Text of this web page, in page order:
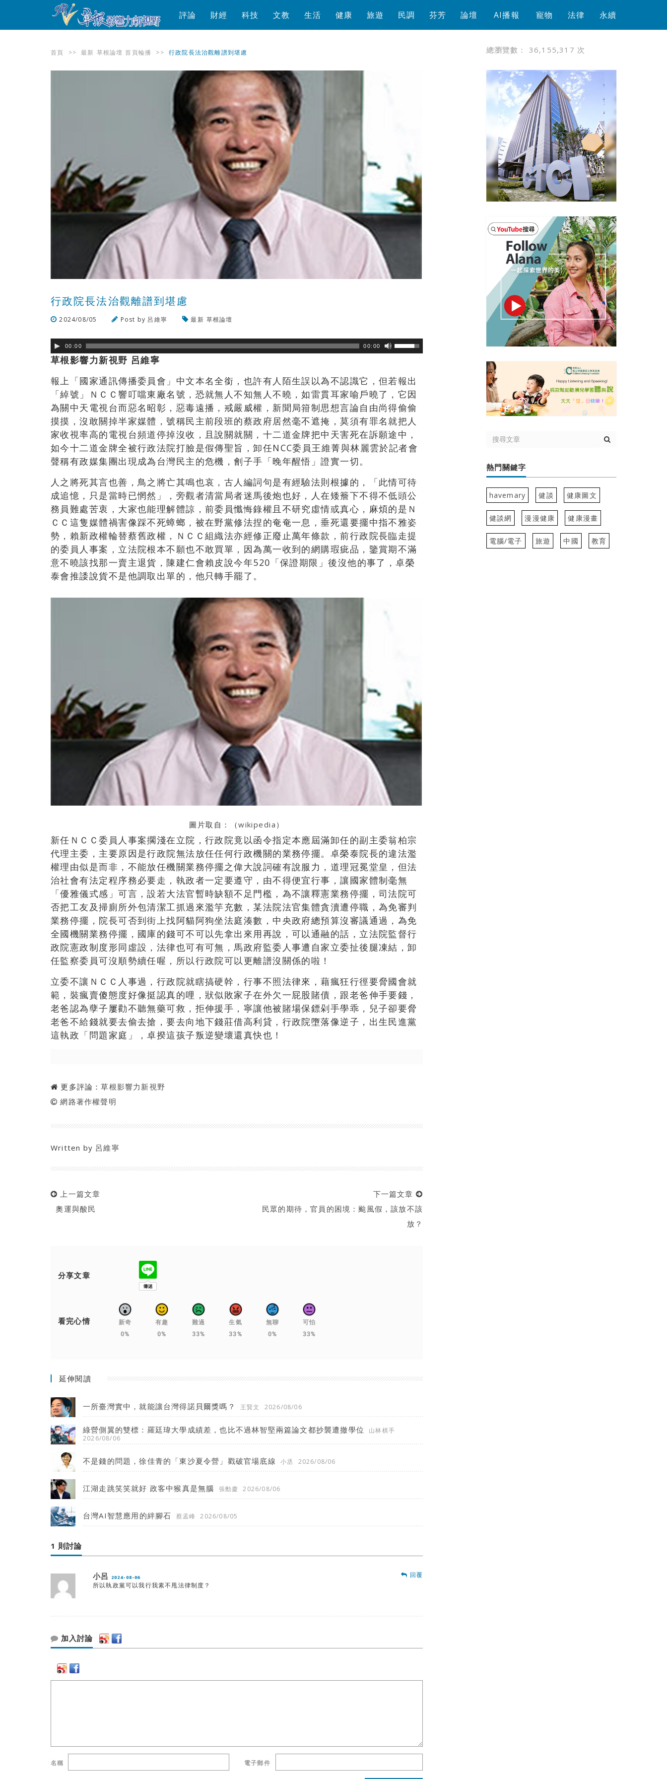
評論 財經 科技 文教 生活 健康 旅遊 民調 芬芳 論壇 AI播報 寵物 法律 永續
首頁 >> 最新 草根論壇 首頁輪播 >> 行政院長法治觀離譜到堪慮
行政院長法治觀離譜到堪慮
2024/08/05 Post by 呂維寧 最新 草根論壇
00:00 00:00
草根影響力新視野 呂維寧
報上「國家通訊傳播委員會」中文本名全銜，也許有人陌生誤以為不認識它，但若報出
「綽號」ＮＣＣ響叮噹東廠名號，恐就無人不知無人不曉，如雷貫耳家喻戶曉了，它因
為關中天電視台而惡名昭彰，惡毒遠播，戒嚴威權，新聞局箝制思想言論自由尚得偷偷
摸摸，沒敢關掉半家媒體，號稱民主前段班的蔡政府居然毫不遮掩，莫須有罪名就把人
家收視率高的電視台頻道停掉沒收，且說關就關，十二道金牌把中天害死在訴願途中，
如今十二道金牌全被行政法院打臉是假傳聖旨，卸任NCC委員王維菁與林麗雲於記者會
聲稱有政媒集團出現成為台灣民主的危機，劊子手「晚年醒悟」證實一切。
人之將死其言也善，鳥之將亡其鳴也哀，古人編詞句是有經驗法則根據的，「此情可待
成追憶，只是當時已惘然」，旁觀者清當局者迷馬後炮也好，人在矮簷下不得不低頭公
務員難處苦衷，大家也能理解體諒，前委員懺悔錄權且不研究虛情或真心，麻煩的是Ｎ
ＣＣ這隻媒體禍害像踩不死蟑螂，被在野黨修法捏的奄奄一息，垂死還要擺中指不雅姿
勢，賴新政權輪替蔡舊政權，ＮＣＣ組織法亦經修正廢止萬年條款，前行政院長臨走提
的委員人事案，立法院根本不願也不敢買單，因為萬一收到的網購瑕疵品，鑒賞期不滿
意不曉該找那一賣主退貨，陳建仁會賴皮說今年520「保證期限」後沒他的事了，卓榮
泰會推諉說貨不是他調取出單的，他只轉手罷了。
圖片取自：（wikipedia ）
新任ＮＣＣ委員人事案擱淺在立院，行政院竟以函令指定本應屆滿卸任的副主委翁柏宗
代理主委，主要原因是行政院無法放任任何行政機關的業務停擺。卓榮泰院長的違法濫
權理由似是而非，不能放任機關業務停擺之偉大說詞確有說服力，道理冠冕堂皇，但法
治社會有法定程序務必要走，執政者一定要遵守，由不得便宜行事，讓國家體制毫無
「優雅儀式感」可言，設若大法官暫時缺額不足門檻，為不讓釋憲業務停擺，司法院可
否把工友及掃廁所外包清潔工抓過來濫竽充數，某法院法官集體貪瀆遭停職，為免審判
業務停擺，院長可否到街上找阿貓阿狗坐法庭湊數，中央政府總預算沒審議通過，為免
全國機關業務停擺，國庫的錢可不可以先拿出來用再說，可以通融的話，立法院監督行
政院憲政制度形同虛設，法律也可有可無，馬政府監委人事遭自家立委扯後腿凍結，卸
任監察委員可沒順勢續任喔，所以行政院可以更離譜沒關係的啦！
立委不讓ＮＣＣ人事過，行政院就瞎搞硬幹，行事不照法律來，藉瘋狂行徑要脅國會就
範，裝瘋賣傻態度好像挺認真的哩，狀似敗家子在外欠一屁股賭債，跟老爸伸手要錢，
老爸認為孽子屢勸不聽無藥可救，拒伸援手，寧讓他被賭場保鏢剁手學乖，兒子卻要脅
老爸不給錢就要去偷去搶，要去向地下錢莊借高利貸，行政院墮落像逆子，出生民進黨
這執政「問題家庭」，卓揆這孩子叛逆變壞還真快也！
更多評論：草根影響力新視野
網路著作權聲明
Written by 呂維寧
上一篇文章
奧運與酸民
下一篇文章
民眾的期待，官員的困境：颱風假，該放不該
放？
分享文章
看完心情
新奇
0%
有趣
0%
難過
33%
生氣
33%
無聊
0%
可怕
33%
延伸閱讀
一所臺灣實中，就能讓台灣得諾貝爾獎嗎？ 王賢文 2026/08/06
綠營側翼的雙標：羅廷瑋大學成績差，也比不過林智堅兩篇論文都抄襲遭撤學位
山林棋手
2026/08/06
不是錢的問題，徐佳青的「東沙夏令營」戳破官場底線 小丞 2026/08/06
江湖走跳笑笑就好 政客中猴真是無腦 張勳慶 2026/08/06
台灣AI智慧應用的絆腳石 蔡孟峰 2026/08/05
1 則討論
小呂 2024-08-06
所以執政黨可以我行我素不甩法律制度？
回覆
加入討論
名稱 電子郵件
總瀏覽數： 36,155,317 次
熱門關鍵字
havemary 健談 健康圖文
健談網 漫漫健康 健康漫畫
電腦/電子 旅遊 中國 教育